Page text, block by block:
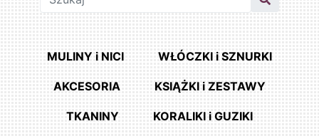
MULINY i NICI WŁÓCZKI i SZNURKI
AKCESORIA KSIĄŻKI i ZESTAWY
TKANINY KORALIKI i GUZIKI